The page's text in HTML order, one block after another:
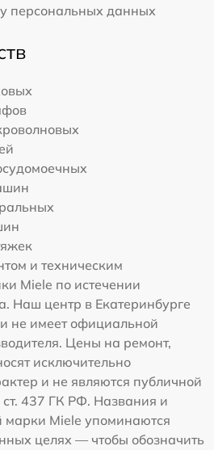
персональных данных
и техническим
Miele по истечении
Наш центр в Екатеринбурге
не имеет официальной
Цены на ремонт,
исключительно
и не являются публичной
ст. 437 ГК РФ. Названия и
марки Miele упоминаются
целях — чтобы обозначить